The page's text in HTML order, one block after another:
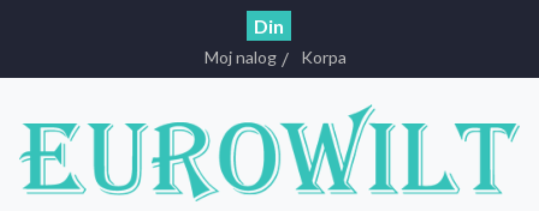
Din
Moj nalog Korpa